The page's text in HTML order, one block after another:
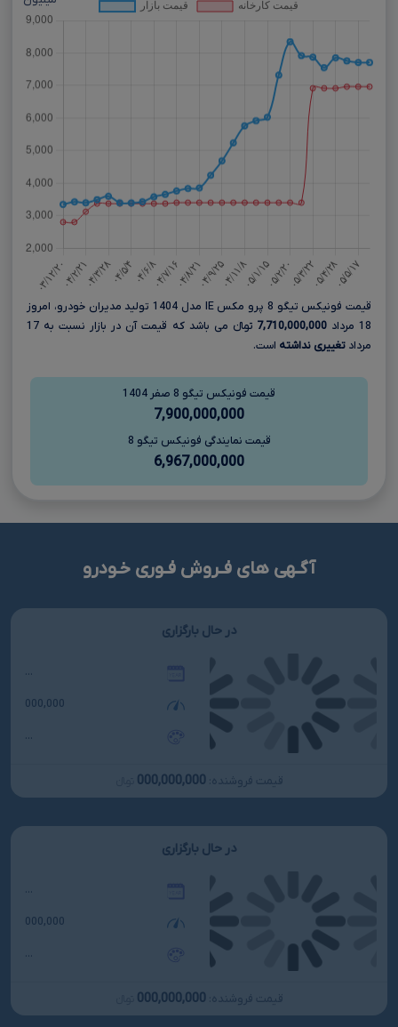
قیمت فونیکس تیگو 8 پرو مکس IE مدل 1404 تولید مدیران خودرو، امروز
18 مرداد
7,710,000,000
تومانءءء می باشد که قیمت آن در بازار نسبت به 17
مرداد تغییری نداشته است.
قیمت فونیکس تیگو 8 صفر 1404
7,900,000,000
قیمت نمایندگی فونیکس تیگو 8
6,967,000,000
آگـهی های فـروش فـوری خـودرو
در حال بارگزاری
...
000,000
...
قیمت فروشنده: 000,000,000
در حال بارگزاری
...
000,000
...
قیمت فروشنده: 000,000,000